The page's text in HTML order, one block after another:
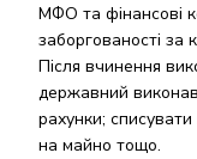
МФО та фінансові
заборгованості за
Після вчинення
державний
рахунки;
на майно тощо.